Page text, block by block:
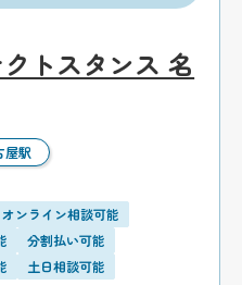
トスタンス 名
屋駅
オンライン相談可能
分割払い可能
土日相談可能